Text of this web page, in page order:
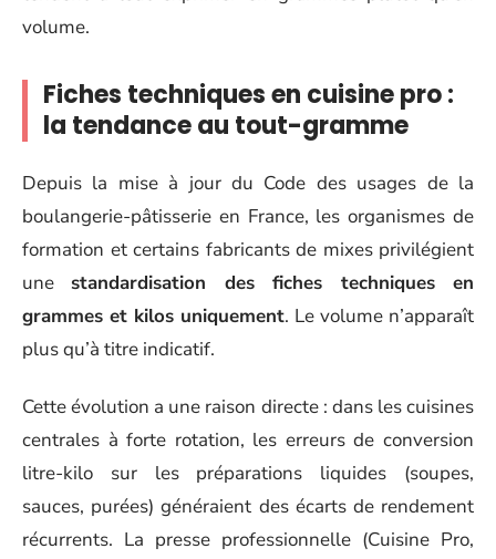
volume.
Fiches techniques en cuisine pro :
la tendance au tout-gramme
Depuis la mise à jour du Code des usages de la
boulangerie-pâtisserie en France, les organismes de
formation et certains fabricants de mixes privilégient
une standardisation des fiches techniques en
grammes et kilos uniquement. Le volume n’apparaît
plus qu’à titre indicatif.
Cette évolution a une raison directe : dans les cuisines
centrales à forte rotation, les erreurs de conversion
litre-kilo sur les préparations liquides (soupes,
sauces, purées) généraient des écarts de rendement
récurrents. La presse professionnelle (Cuisine Pro,